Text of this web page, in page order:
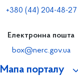
Мапа порталу
+380 (44) 204-48-27
Електронна пошта
box@nerc.gov.ua